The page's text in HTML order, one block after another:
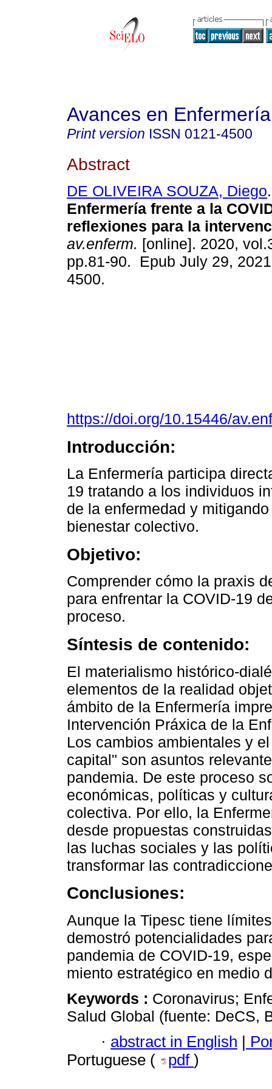
Avances en Enfermería
Print version ISSN 0121-4500
Abstract
DE OLIVEIRA SOUZA, Diego.
Enfermería frente a la
reflexiones para la
av.enferm. [online]. 2020,
pp.81-90. Epub July 29,
4500.
https://doi.org/10.15446/
Introducción:
La Enfermería participa
19 tratando a los individuos
de la enfermedad y
bienestar colectivo.
Objetivo:
Comprender cómo la praxis
para enfrentar la COVID-19
proceso.
Síntesis de contenido:
El materialismo histórico-
elementos de la realidad
ámbito de la Enfermería
Intervención Práxica de la
Los cambios ambientales y
capital" son asuntos
pandemia. De este proceso
económicas, políticas y
colectiva. Por ello, la
desde propuestas
las luchas sociales y las
transformar las
Conclusiones:
Aunque la Tipesc tiene
demostró potencialidades
pandemia de COVID-19,
miento estratégico en medio
Keywords : Coronavirus;
Salud Global (fuente: DeCS,
· abstract in English
Portuguese (
pdf )